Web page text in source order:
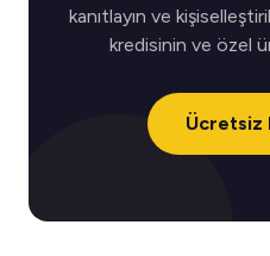
kanıtlayın ve
kredisinin ve özel
Ücretsiz